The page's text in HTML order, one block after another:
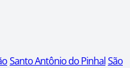
Santo Antônio do PinhalSão